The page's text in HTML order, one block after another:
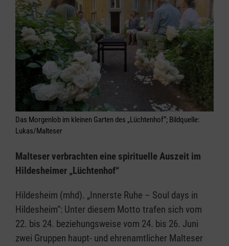
Das Morgenlob im kleinen Garten des „Lüchtenhof“; Bildquelle:
Lukas/Malteser
Malteser verbrachten eine spirituelle Auszeit im
Hildesheimer „Lüchtenhof“
Hildesheim (mhd). „Innerste Ruhe – Soul days in
Hildesheim“: Unter diesem Motto trafen sich vom
22. bis 24. beziehungsweise vom 24. bis 26. Juni
zwei Gruppen haupt- und ehrenamtlicher Malteser